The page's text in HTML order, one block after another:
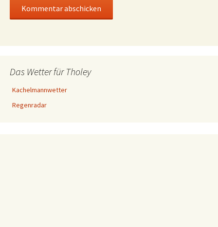
Das Wetter für Tholey
Kachelmannwetter
Regenradar